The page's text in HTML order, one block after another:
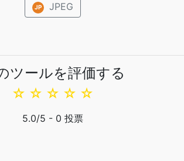
JP JPEG
ツールを評価する
☆
☆
☆
☆
☆
5.0/5 - 0 投票